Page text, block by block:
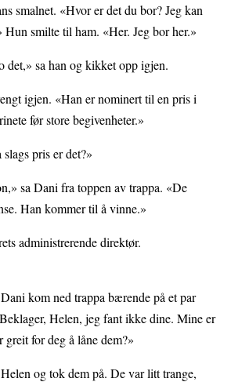
smalnet. «Hvor er det du bor? Jeg kan
Hun smilte til ham. «Her. Jeg bor her.»
det,» sa han og kikket opp igjen.
igjen. «Han er nominert til en pris i
før store begivenheter.»
pris er det?»
sa Dani fra toppen av trappa. «De
Han kommer til å vinne.»
administrerende direktør.
kom ned trappa bærende på et par
Helen, jeg fant ikke dine. Mine er
greit for deg å låne dem?»
og tok dem på. De var litt trange,